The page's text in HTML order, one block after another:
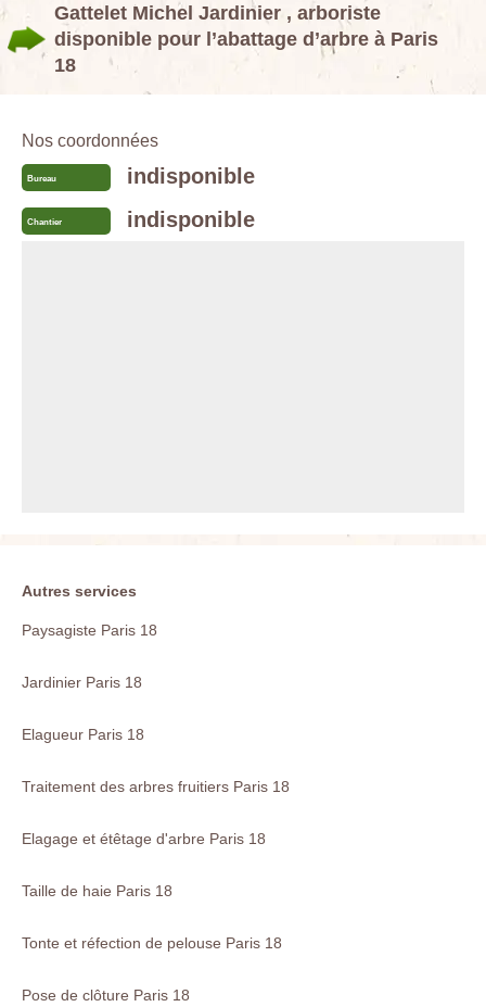
Gattelet Michel Jardinier , arboriste
disponible pour l’abattage d’arbre à Paris
18
Nos coordonnées
Bureau indisponible
Chantier indisponible
Autres services
Paysagiste Paris 18
Jardinier Paris 18
Elagueur Paris 18
Traitement des arbres fruitiers Paris 18
Elagage et étêtage d'arbre Paris 18
Taille de haie Paris 18
Tonte et réfection de pelouse Paris 18
Pose de clôture Paris 18